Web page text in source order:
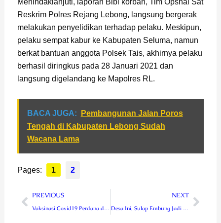
Menindaklanjuti, laporan Bibi korban, Tim Opsnal Sat
Reskrim Polres Rejang Lebong, langsung bergerak
melakukan penyelidikan terhadap pelaku. Meskipun,
pelaku sempat kabur ke Kabupaten Seluma, namun
berkat bantuan anggota Polsek Tais, akhirnya pelaku
berhasil diringkus pada 28 Januari 2021 dan
langsung digelandang ke Mapolres RL.
BACA JUGA:
Pembangunan Jalan Poros
Tengah di Kabupaten Lebong Sudah
Wacana Lama
Pages: 1 2
Prev
PREVIOUS
Vaksinasi Covid19 Perdana di Rejang Lebong diikuti Belasan Orang
NEXT
Desa Ini, Sulap Embung Jadi Danau Indah
Next